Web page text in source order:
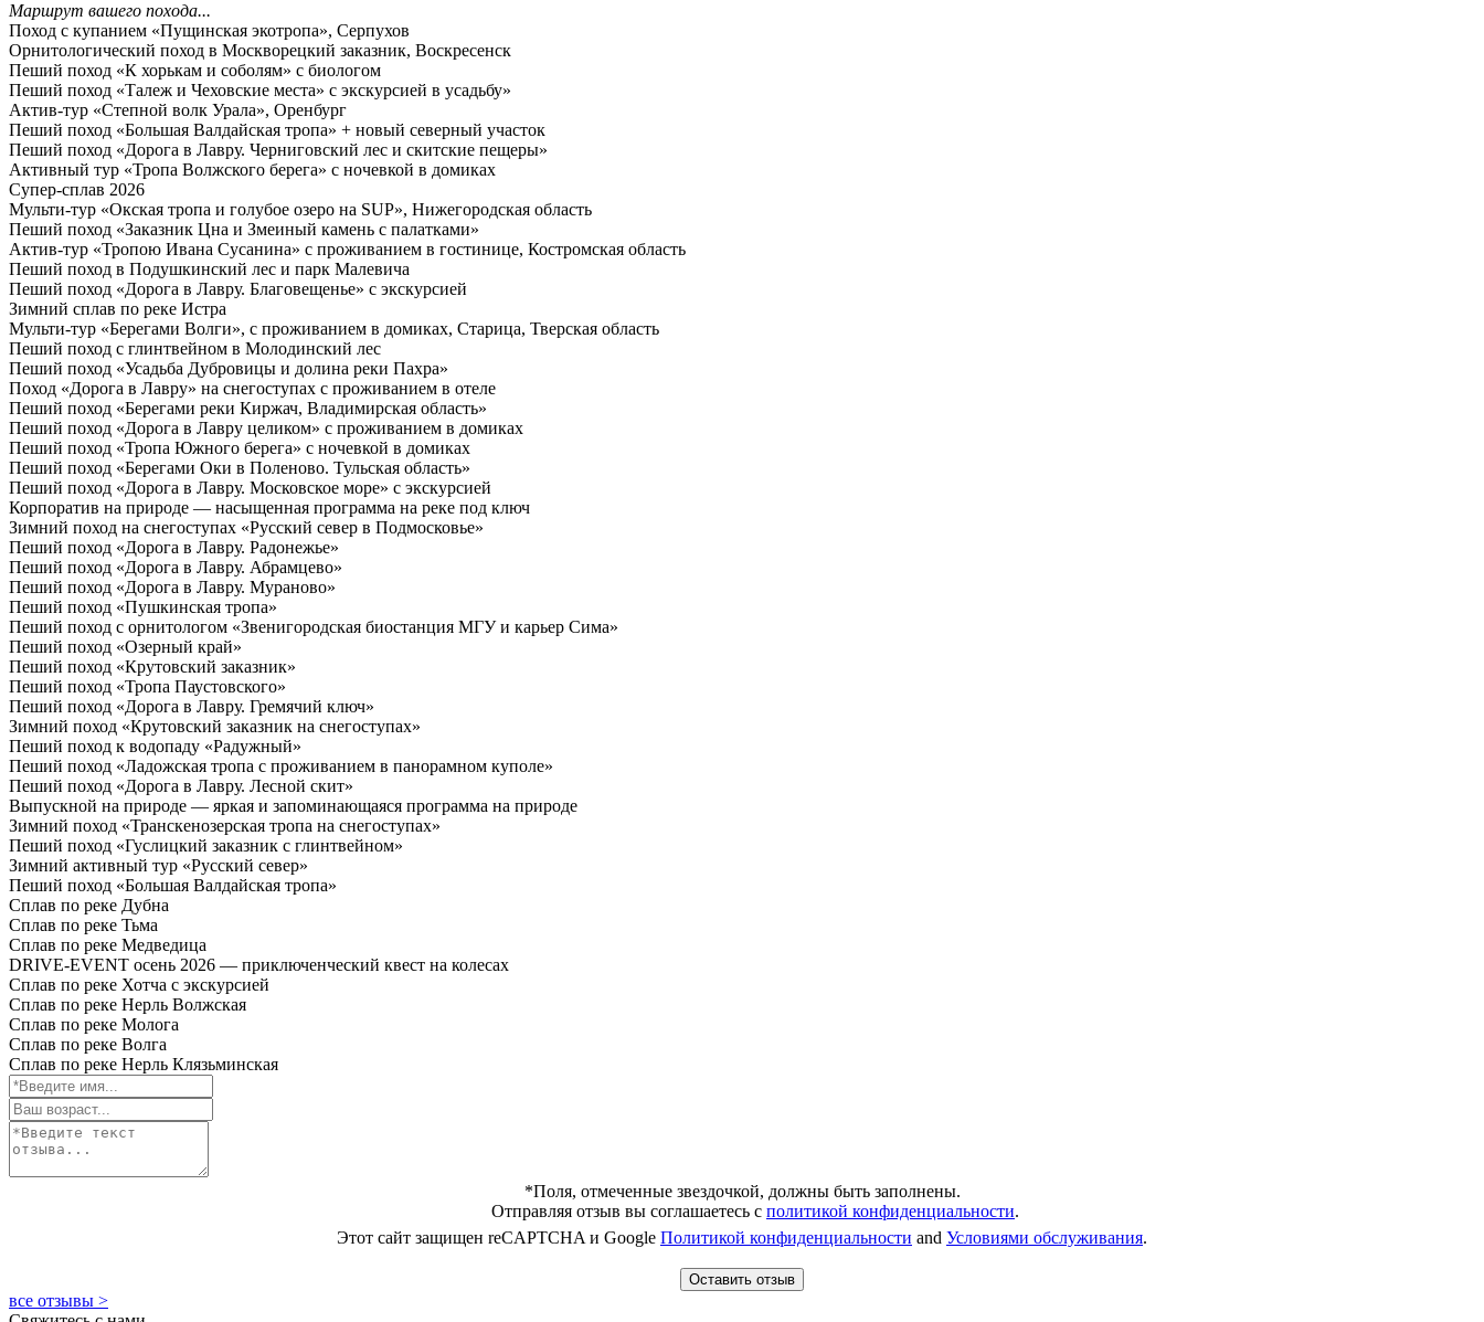
Маршрут вашего похода...
Поход с купанием «Пущинская экотропа», Серпухов
Орнитологический поход в Москворецкий заказник, Воскресенск
Пеший поход «К хорькам и соболям» с биологом
Пеший поход «Талеж и Чеховские места» с экскурсией в усадьбу»
Актив-тур «Степной волк Урала», Оренбург
Пеший поход «Большая Валдайская тропа» + новый северный участок
Пеший поход «Дорога в Лавру. Черниговский лес и скитские пещеры»
Активный тур «Тропа Волжского берега» с ночевкой в домиках
Супер-сплав 2026
Мульти-тур «Окская тропа и голубое озеро на SUP», Нижегородская область
Пеший поход «Заказник Цна и Змеиный камень с палатками»
Актив-тур «Тропою Ивана Сусанина» с проживанием в гостинице, Костромская область
Пеший поход в Подушкинский лес и парк Малевича
Пеший поход «Дорога в Лавру. Благовещенье» с экскурсией
Зимний сплав по реке Истра
Мульти-тур «Берегами Волги», с проживанием в домиках, Старица, Тверская область
Пеший поход с глинтвейном в Молодинский лес
Пеший поход «Усадьба Дубровицы и долина реки Пахра»
Поход «Дорога в Лавру» на снегоступах с проживанием в отеле
Пеший поход «Берегами реки Киржач, Владимирская область»
Пеший поход «Дорога в Лавру целиком» с проживанием в домиках
Пеший поход «Тропа Южного берега» с ночевкой в домиках
Пеший поход «Берегами Оки в Поленово. Тульская область»
Пеший поход «Дорога в Лавру. Московское море» с экскурсией
Корпоратив на природе — насыщенная программа на реке под ключ
Зимний поход на снегоступах «Русский север в Подмосковье»
Пеший поход «Дорога в Лавру. Радонежье»
Пеший поход «Дорога в Лавру. Абрамцево»
Пеший поход «Дорога в Лавру. Мураново»
Пеший поход «Пушкинская тропа»
Пеший поход с орнитологом «Звенигородская биостанция МГУ и карьер Сима»
Пеший поход «Озерный край»
Пеший поход «Крутовский заказник»
Пеший поход «Тропа Паустовского»
Пеший поход «Дорога в Лавру. Гремячий ключ»
Зимний поход «Крутовский заказник на снегоступах»
Пеший поход к водопаду «Радужный»
Пеший поход «Ладожская тропа с проживанием в панорамном куполе»
Пеший поход «Дорога в Лавру. Лесной скит»
Выпускной на природе — яркая и запоминающаяся программа на природе
Зимний поход «Транскенозерская тропа на снегоступах»
Пеший поход «Гуслицкий заказник с глинтвейном»
Зимний активный тур «Русский север»
Пеший поход «Большая Валдайская тропа»
Сплав по реке Дубна
Сплав по реке Тьма
Сплав по реке Медведица
DRIVE-EVENT осень 2026 — приключенческий квест на колесах
Cплав по реке Хотча с экскурсией
Сплав по реке Нерль Волжская
Сплав по реке Молога
Сплав по реке Волга
Сплав по реке Нерль Клязьминская
*Поля, отмеченные звездочкой, должны быть заполнены.
Отправляя отзыв вы соглашаетесь с политикой конфиденциальности.
Этот сайт защищен reCAPTCHA и Google Политикой конфиденциальности and Условиями обслуживания.
Оставить отзыв
все отзывы >